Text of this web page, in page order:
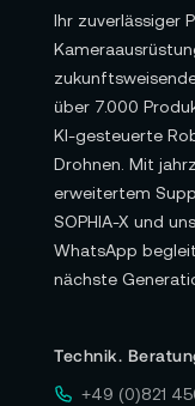
Ihr zuverlässiger
über 7.000
KI-gesteuerte
Drohnen. Mit
erweitertem
SOPHIA-X und
WhatsApp
nächste
Technik.
+49 (0)821